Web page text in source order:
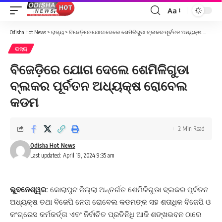
Font
Resizer
Aa
Odisha Hot News > ରାଜ୍ୟ > ବିଜେଡ଼ିରେ ଯୋଗ ଦେଲେ ଶେମିଳିଗୁଡା ବ୍ଲକର ପୂର୍ବତନ ଅଧ୍ୟକ୍ଷ ରୋବେଲ କଡମ
ରାଜ୍ୟ
ବିଜେଡ଼ିରେ ଯୋଗ ଦେଲେ ଶେମିଳିଗୁଡା
ବ୍ଲକର ପୂର୍ବତନ ଅଧ୍ୟକ୍ଷ ରୋବେଲ
କଡମ
Last updated: April 19, 2024 9:35 am
Odisha Hot News
2 Min Read
ଭୁବନେଶ୍ୱର: କୋରାପୁଟ ଜିଲ୍ଲା ଅନ୍ତର୍ଗତ ଶେମିଳିଗୁଡା ବ୍ଲକର ପୂର୍ବତନ
ଅଧ୍ୟକ୍ଷ ତଥା ବିଜେପି ନେତା ରୋବେଲ କଡମଙ୍କ ସହ ଶତାଧିକ ବିଜେପି ଓ
କଂଗ୍ରେସ କର୍ମକର୍ତ୍ତା ଏବଂ ନିର୍ବାଚିତ ପ୍ରତିନିଧି ଆଜି ଶଙ୍ଖଭବନ ଠାରେ